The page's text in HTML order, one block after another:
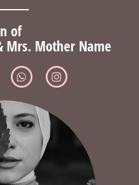
of
Mrs. Mother Name